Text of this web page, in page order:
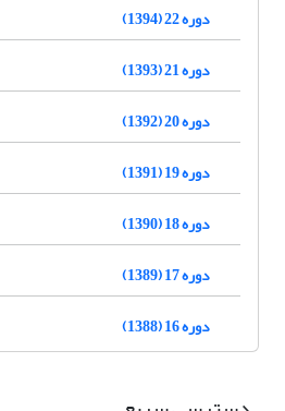
دوره 22 (1394)
دوره 21 (1393)
دوره 20 (1392)
دوره 19 (1391)
دوره 18 (1390)
دوره 17 (1389)
دوره 16 (1388)